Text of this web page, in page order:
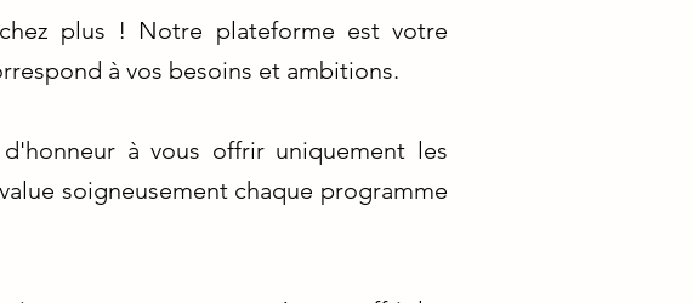
plus ! Notre plateforme est votre
à vos besoins et ambitions.
à vous offrir uniquement les
soigneusement chaque programme